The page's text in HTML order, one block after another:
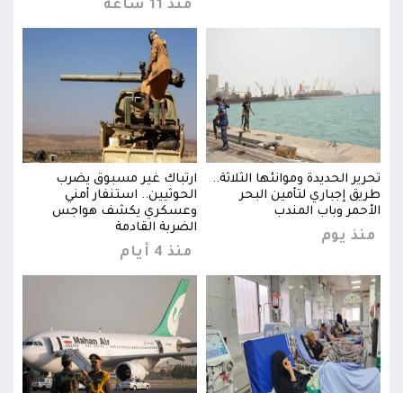
منذ 11 ساعة
تحرير الحديدة وموانئها الثلاثة..
طريق إجباري لتأمين البحر
الأحمر وباب المندب
منذ يوم
ارتباك غير مسبوق يضرب
الحوثيين.. استنفار أمني
وعسكري يكشف هواجس
الضربة القادمة
منذ 4 أيام